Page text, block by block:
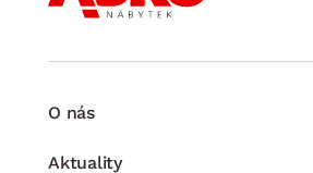
O nás
Aktuality